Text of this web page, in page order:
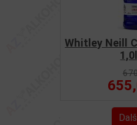
Whitley Neill